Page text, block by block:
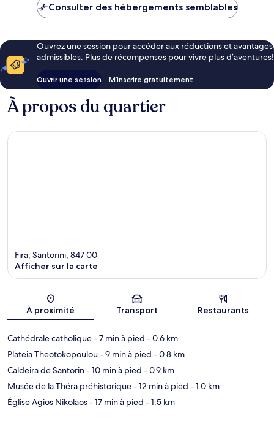
Consulter des hébergements semblables
Ouvrez une session pour accéder aux réductions et avantages
admissibles. Plus de récompenses pour vivre plus d’aventures!
Ouvrir une session M’inscrire gratuitement
À propos du quartier
Carte
Fira, Santorini, 847 00
Afficher sur la carte
À proximité Transport Restaurants
Cathédrale catholique- 7 min à pied - 0.6 km
Plateia Theotokopoulou- 9 min à pied - 0.8 km
Caldeira de Santorin- 10 min à pied - 0.9 km
Musée de la Théra préhistorique- 12 min à pied - 1.0 km
Église Agios Nikolaos- 17 min à pied - 1.5 km